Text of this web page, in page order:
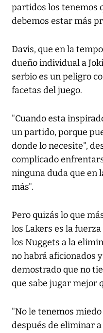
partidos los tenemos
debemos estar más
Davis, que en la
dueño individual a
serbio es un peligro
facetas del juego.
"Cuando esta
un partido, porque
donde lo necesite",
complicado
ninguna duda que en
más".
Pero quizás lo que
los Lakers es la
los Nuggets a la
no habrá aficionados
demostrado que no
que sabe jugar mejor
"No le tenemos
después de eliminar